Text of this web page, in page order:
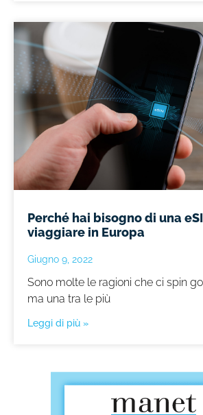
Perché hai bisogno di una
viaggiare in Europa
Giugno 9, 2022
Sono molte le ragioni che ci spin
ma una tra le più
Leggi di più »